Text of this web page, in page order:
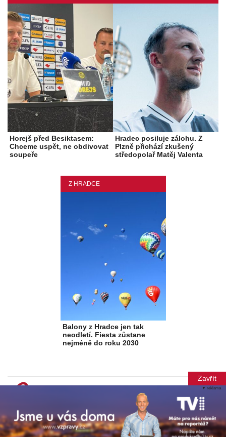
Horejš před Besiktasem:
Chceme uspět, ne obdivovat
soupeře
Hradec posiluje zálohu. Z
Plzně přichází zkušený
středopolař Matěj Valenta
Z HRADCE
Balony z Hradce jen tak
neodletí. Fiesta zůstane
nejméně do roku 2030
© Copyright 2012-2026 TN Média s.r.o.
Při poskytování služeb nám pomáhají soubory cookie. Vytvořila Xantipa Agency s.r.o.
▼ reklama
Zavřít